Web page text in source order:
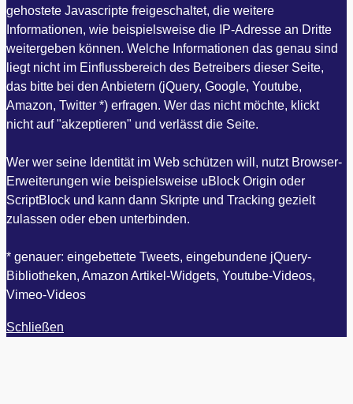
gehostete Javascripte freigeschaltet, die weitere
Informationen, wie beispielsweise die IP-Adresse an Dritte
weitergeben können. Welche Informationen das genau sind
liegt nicht im Einflussbereich des Betreibers dieser Seite,
das bitte bei den Anbietern (jQuery, Google, Youtube,
Amazon, Twitter *) erfragen. Wer das nicht möchte, klickt
nicht auf "akzeptieren" und verlässt die Seite.
Wer wer seine Identität im Web schützen will, nutzt Browser-
Erweiterungen wie beispielsweise uBlock Origin oder
ScriptBlock und kann dann Skripte und Tracking gezielt
zulassen oder eben unterbinden.
* genauer: eingebettete Tweets, eingebundene jQuery-
Bibliotheken, Amazon Artikel-Widgets, Youtube-Videos,
Vimeo-Videos
Schließen